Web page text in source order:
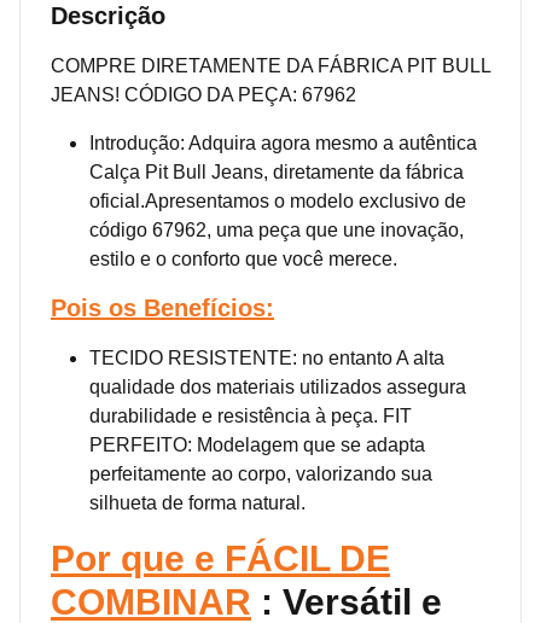
Descrição
COMPRE DIRETAMENTE DA FÁBRICA PIT BULL
JEANS! CÓDIGO DA PEÇA: 67962
Introdução: Adquira agora mesmo a autêntica
Calça Pit Bull Jeans, diretamente da fábrica
oficial.Apresentamos o modelo exclusivo de
código 67962, uma peça que une inovação,
estilo e o conforto que você merece.
Pois os Benefícios:
TECIDO RESISTENTE: no entanto A alta
qualidade dos materiais utilizados assegura
durabilidade e resistência à peça. FIT
PERFEITO: Modelagem que se adapta
perfeitamente ao corpo, valorizando sua
silhueta de forma natural.
Por que e FÁCIL DE
COMBINAR : Versátil e